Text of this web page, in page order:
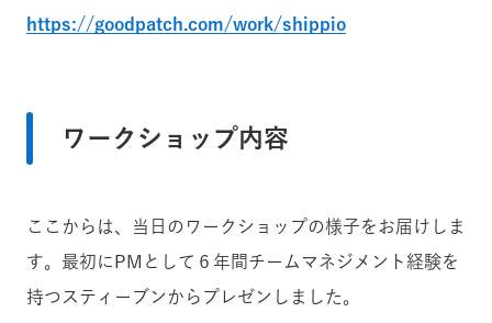
https://goodpatch.com/work/shippio
ワークショップ内容
ここからは、当日のワークショップの様子をお届けしま
す。最初にPMとして６年間チームマネジメント経験を
持つスティーブンからプレゼンしました。